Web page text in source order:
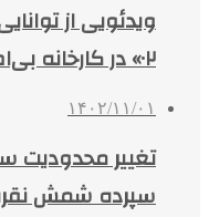
ویدئویی از
۰۲» در کارخانه بی‌ام‌و
۱۴۰۲/۱۱/۰۱
تغییر محدودیت
سپرده شمش